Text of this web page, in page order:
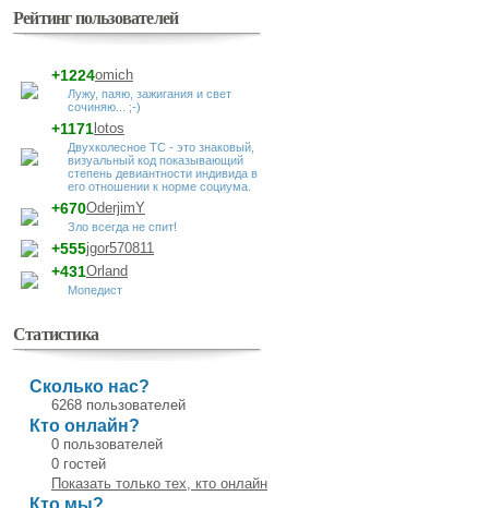
Рейтинг пользователей
omich
+1224
Лужу, паяю, зажигания и свет
сочиняю... ;-)
lotos
+1171
Двухколесное ТС - это знаковый,
визуальный код показывающий
степень девиантности индивида в
его отношении к норме социума.
OderjimY
+670
Зло всегда не спит!
jgor570811
+555
Orland
+431
Мопедист
Статистика
Сколько нас?
6268 пользователей
Кто онлайн?
0 пользователей
0 гостей
Показать только тех, кто онлайн
Кто мы?